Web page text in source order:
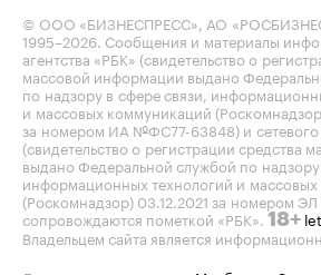
© ООО «БИЗНЕСПРЕСС», АО
1995–2026. Сообщения и материалы
агентства «РБК» (свидетельство о
массовой информации выдано
по надзору в сфере связи,
и массовых коммуникаций
за номером ИА №ФС77-63848) и сетевого
(свидетельство о регистрации средства
выдано Федеральной службой по
информационных технологий и
(Роскомнадзор) 03.12.2021 за номером
сопровождаются пометкой «РБК». 18+
Владельцем сайта является